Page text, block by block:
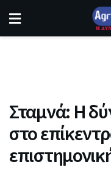
Σταμνά: Η
στο